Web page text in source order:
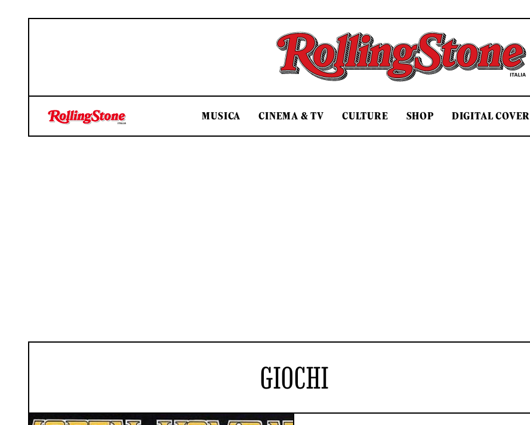
Rolling Stone Italia
MUSICA CINEMA & TV CULTURE SHOP DIGITAL COVER
GIOCHI